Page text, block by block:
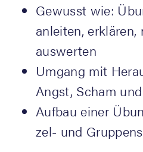
Gewusst wie:
anlei­ten,
auswerten
Umgang mit
Angst, Scham
Auf­bau einer
zel- und